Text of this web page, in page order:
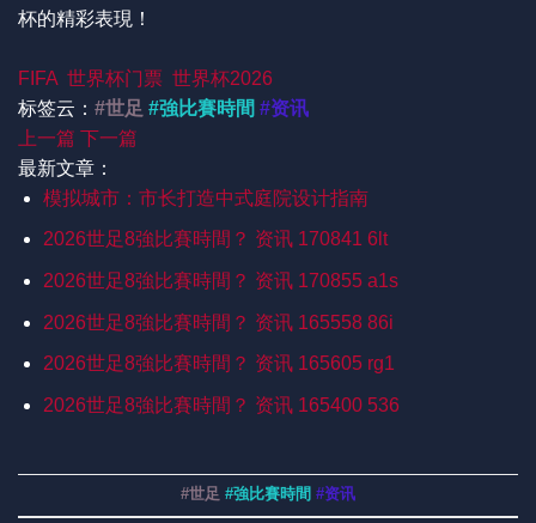
杯的精彩表現！
FIFA 世界杯门票 世界杯2026
标签云： #世足 #強比賽時間 #资讯
上一篇 下一篇
最新文章：
模拟城市：市长打造中式庭院设计指南
2026世足8強比賽時間？ 资讯 170841 6lt
2026世足8強比賽時間？ 资讯 170855 a1s
2026世足8強比賽時間？ 资讯 165558 86i
2026世足8強比賽時間？ 资讯 165605 rg1
2026世足8強比賽時間？ 资讯 165400 536
#世足 #強比賽時間 #资讯